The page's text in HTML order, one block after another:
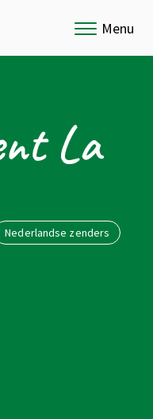
Menu
La
Nederlandse zenders